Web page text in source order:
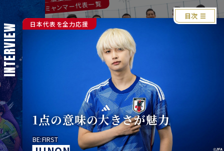
目次
INTERVIEW 試合写真
上田選手が3得点など
アジア予選初戦で
ミャンマー代表に
J
A
P
A
N
N
A
TI
O
N
A
L
T
E
A
M 5
甘くない
厳しい戦いになる
SAMURAI BLUE（日本代表）監督
森保 一
る
E
表
日
る
る
の
最年長こそ一番必死に
アルラヤンSC（カタール）
谷口 彰悟
プ
ア
兼
ア
MURAI
は、
続
へ
第
る
悟
ル
に
合宿写真
PHOTO
日本代表を全力応援
1点の意味の大きさが魅力
BE:FIRST
対戦国紹介
ミャンマー連邦共和国
面積：68万㎢（日本の約1.8倍）
日本代表紹介PLAYERS
選手紹介 。
日本代表一覧
日本代表
ミャンマー代表一覧
ミャンマー代表
スタジアムガイド
JFAインフォメーション
JFAからのおしらせ